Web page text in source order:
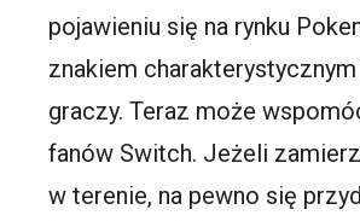
pojawieniu się na rynku
znakiem
graczy. Teraz może
fanów Switch. Jeżeli
w terenie, na pewno się